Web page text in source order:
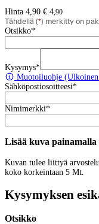
Hinta 4,90 €. 4,90
Tähdellä (*) merkitty on
Otsikko*
Kysymys*
Muotoiluohje
Sähköpostiosoitteesi*
Nimimerkki*
Lisää kuva
Kuvan tulee liittyä
koko korkeintaan 5 Mt.
Kysymyksen
Otsikko